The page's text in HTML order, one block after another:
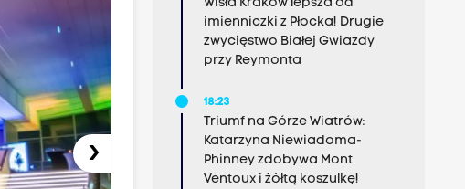
›
Wisła Kraków lepsza od
imienniczki z Płocka! Drugie
zwycięstwo Białej Gwiazdy
przy Reymonta
18:23
Triumf na Górze Wiatrów:
Katarzyna Niewiadoma-
Phinney zdobywa Mont
Ventoux i żółtą koszulkę!